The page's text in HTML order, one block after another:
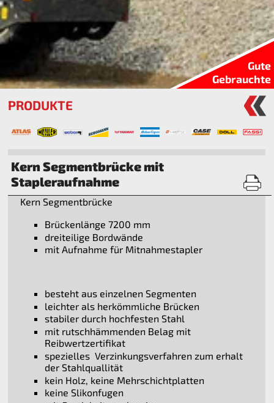
Gute
Gebrauchte
PRODUKTE
Kern Segmentbrücke mit
Stapleraufnahme
Kern Segmentbrücke
Brückenlänge 7200 mm
dreiteilige Bordwände
mit Aufnahme für Mitnahmestapler
besteht aus einzelnen Segmenten
leichter als herkömmliche Brücken
stabiler durch hochfesten Stahl
mit rutschhämmenden Belag mit
Reibwertzertifikat
spezielles Verzinkungsverfahren zum erhalt
der Stahlquallität
kein Holz, keine Mehrschichtplatten
keine Slikonfugen